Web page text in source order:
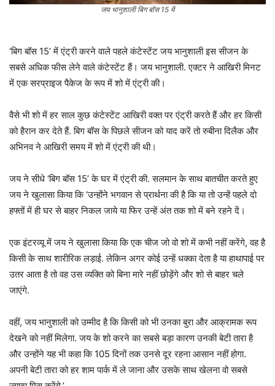
जय भानुशाली बिग बॉस 15 में
‘बिग बॉस 15’ में एंट्री करने वाले पहले कंटेस्टेंट जय भानुशाली इस सीजन के
सबसे अधिक फीस लेने वाले कंटेस्टेंट हैं। जय भानुशाली. एक्टर ने आखिरी मिनट
में एक सरप्राइज पैकेज के रूप में शो में एंट्री की।
वैसे भी शो में हर साल कुछ कंटेस्टेंट आखिरी वक्त पर एंट्री करते हैं और हर किसी
को हैरान कर देते हैं. बिग बॉस के पिछले सीजन को याद करें तो रुबीना दिलैक और
अभिनव ने आखिरी समय में शो में एंट्री की थी।
जय ने सीधे ‘बिग बॉस 15’ के घर में एंट्री की. सलमान के साथ बातचीत करते हुए
जय ने खुलासा किया कि ‘उन्होंने भगवान से प्रार्थना की है कि या तो उन्हें पहले दो
हफ्तों में ही घर से बाहर निकल जाये या फिर उन्हें अंत तक शो में बने रहने दें।
एक इंटरव्यू में जय ने खुलासा किया कि एक चीज जो वो शो में कभी नहीं करेंगे, वह है
किसी के साथ शारीरिक लड़ाई. लेकिन अगर कोई उन्हें धक्का देता है या हाथापाई पर
उतर आता है तो वह उस व्यक्ति को बिना मारे नहीं छोड़ेंगे और शो से बाहर चले
जाएंगे.
वहीं, जय भानुशाली को उम्मीद है कि किसी को भी उनका बुरा और आक्रामक रूप
देखने को नहीं मिलेगा. जय के शो करने का सबसे बड़ा कारण उनकी बेटी तारा है
और उन्होंने यह भी कहा कि 105 दिनों तक उनसे दूर रहना आसान नहीं होगा.
अपनी बेटी तारा को हर शाम पार्क में ले जाना और उसके साथ खेलना वो सबसे